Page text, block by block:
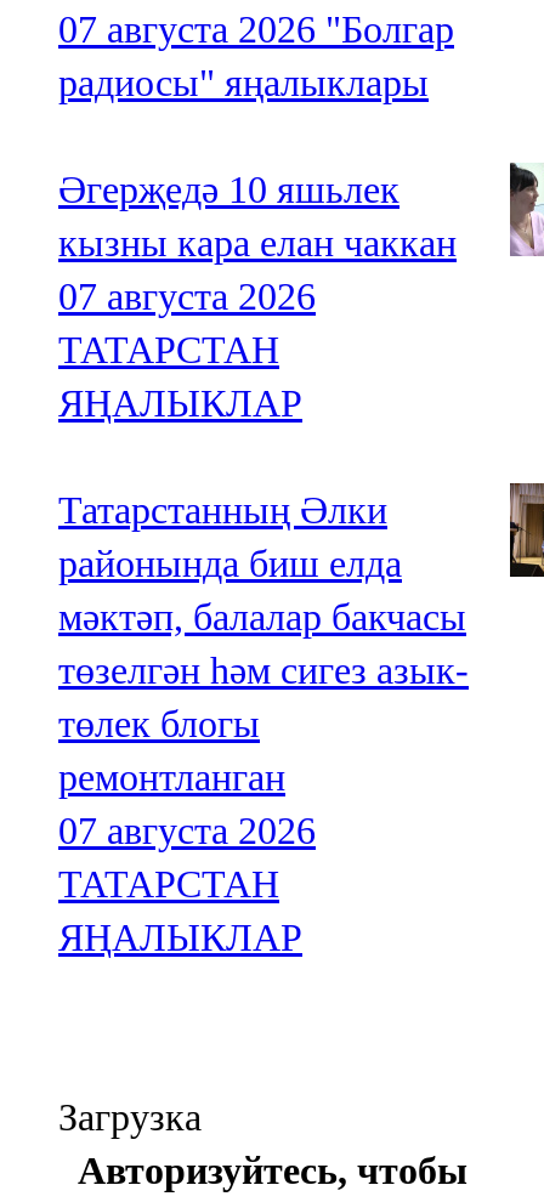
07 августа 2026 "Болгар
радиосы" яңалыклары
Әгерҗедә 10 яшьлек
кызны кара елан чаккан
07 августа 2026
ТАТАРСТАН
ЯҢАЛЫКЛАР
Татарстанның Әлки
районында биш елда
мәктәп, балалар бакчасы
төзелгән һәм сигез азык-
төлек блогы
ремонтланган
07 августа 2026
ТАТАРСТАН
ЯҢАЛЫКЛАР
Загрузка
Авторизуйтесь, чтобы